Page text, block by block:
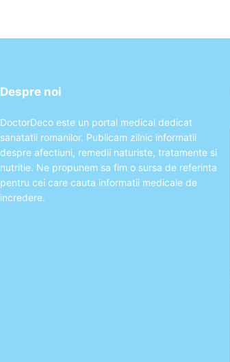
Despre noi
DoctorDeco este un portal medical dedicat
sanatatii romanilor. Publicam zilnic informatii
despre afectiuni, remedii naturiste, tratamente si
nutritie. Ne propunem sa fim o sursa de referinta
pentru cei care cauta informatii medicale de
incredere.